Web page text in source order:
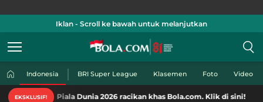
Iklan - Scroll ke bawah untuk melanjutkan
Indonesia BRI Super League Klasemen Foto Video
EKSKLUSIF!
Piala Dunia 2026 racikan khas Bola.com. Klik di sini!